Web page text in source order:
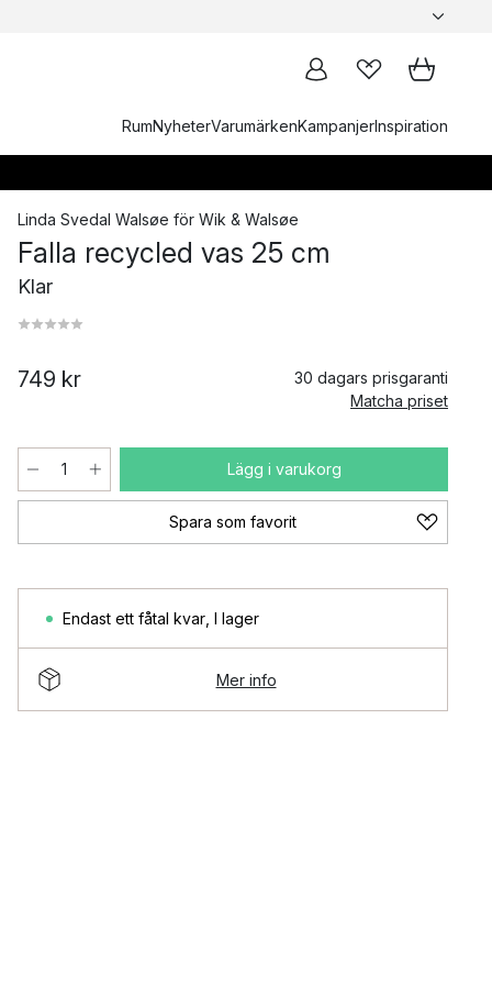
RumNyheterVarumärkenKampanjerInspiration
Linda Svedal Walsøe för Wik & Walsøe
Falla recycled vas 25 cm
Klar
749 kr
30 dagars prisgaranti
Matcha priset
Lägg i varukorg
Spara som favorit
Endast ett fåtal kvar I lager
Mer info